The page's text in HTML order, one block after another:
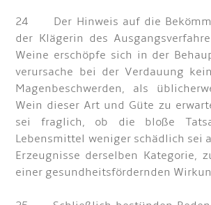
24 Der Hinweis auf die
der Klägerin des
Weine erschöpfe sich in der
verursache bei der Verdauung
Magenbeschwerden, als
Wein dieser Art und Güte zu
sei fraglich, ob die bloße
Lebensmittel weniger schädlich sei
Erzeugnisse derselben Kategorie,
einer gesundheitsfördernden